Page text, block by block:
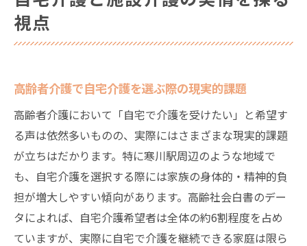
視点
高齢者介護で自宅介護を選ぶ際の現実的課題
高齢者介護において「自宅で介護を受けたい」と希望す
る声は依然多いものの、実際にはさまざまな現実的課題
が立ちはだかります。特に寒川駅周辺のような地域で
も、自宅介護を選択する際には家族の身体的・精神的負
担が増大しやすい傾向があります。高齢社会白書のデー
タによれば、自宅介護希望者は全体の約6割程度を占め
ていますが、実際に自宅で介護を継続できる家庭は限ら